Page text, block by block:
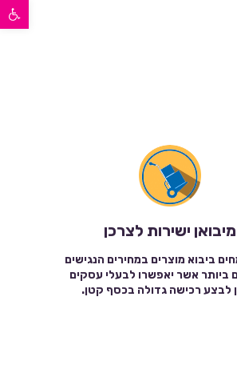
פתח סרגל נגישות
מיבואן ישירות לצרכן
ביבוא מוצרים במחירים הנגישים
ביותר אשר יאפשרו לבעלי עסקים
לבצע רכישה גדולה בכסף קטן.